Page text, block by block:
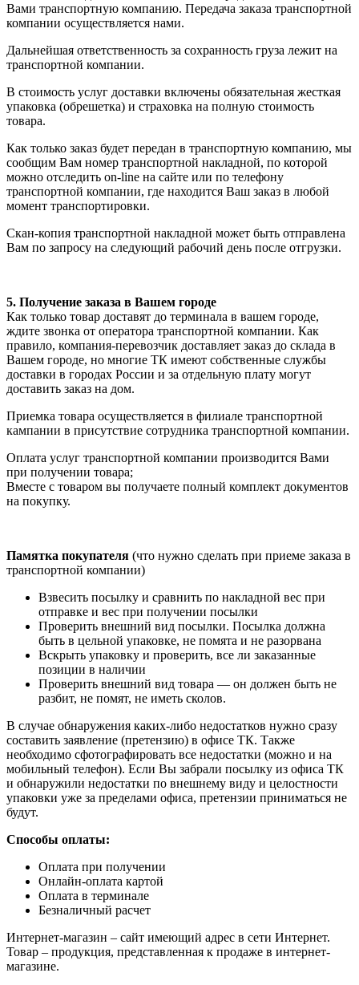
Вами транспортную компанию. Передача заказа транспортной
компании осуществляется нами.
Дальнейшая ответственность за сохранность груза лежит на
транспортной компании.
В стоимость услуг доставки включены обязательная жесткая
упаковка (обрешетка) и страховка на полную стоимость
товара.
Как только заказ будет передан в транспортную компанию, мы
сообщим Вам номер транспортной накладной, по которой
можно отследить on-line на сайте или по телефону
транспортной компании, где находится Ваш заказ в любой
момент транспортировки.
Скан-копия транспортной накладной может быть отправлена
Вам по запросу на следующий рабочий день после отгрузки.
5. Получение заказа в Вашем городе
Как только товар доставят до терминала в вашем городе,
ждите звонка от оператора транспортной компании. Как
правило, компания-перевозчик доставляет заказ до склада в
Вашем городе, но многие ТК имеют собственные службы
доставки в городах России и за отдельную плату могут
доставить заказ на дом.
Приемка товара осуществляется в филиале транспортной
кампании в присутствие сотрудника транспортной компании.
Оплата услуг транспортной компании производится Вами
при получении товара;
Вместе с товаром вы получаете полный комплект документов
на покупку.
Памятка покупателя (что нужно сделать при приеме заказа в
транспортной компании)
Взвесить посылку и сравнить по накладной вес при
отправке и вес при получении посылки
Проверить внешний вид посылки. Посылка должна
быть в цельной упаковке, не помята и не разорвана
Вскрыть упаковку и проверить, все ли заказанные
позиции в наличии
Проверить внешний вид товара — он должен быть не
разбит, не помят, не иметь сколов.
В случае обнаружения каких-либо недостатков нужно сразу
составить заявление (претензию) в офисе ТК. Также
необходимо сфотографировать все недостатки (можно и на
мобильный телефон). Если Вы забрали посылку из офиса ТК
и обнаружили недостатки по внешнему виду и целостности
упаковки уже за пределами офиса, претензии приниматься не
будут.
Способы оплаты:
Оплата при получении
Онлайн-оплата картой
Оплата в терминале
Безналичный расчет
Интернет-магазин – сайт имеющий адрес в сети Интернет.
Товар – продукция, представленная к продаже в интернет-
магазине.